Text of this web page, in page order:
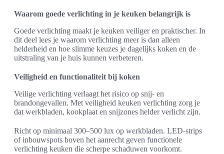
Waarom goede verlichting in je keuken belangrijk is
Goede verlichting maakt je keuken veiliger en praktischer. In
dit deel lees je waarom verlichting meer is dan alleen
helderheid en hoe slimme keuzes je dagelijks koken en de
uitstraling van je huis kunnen verbeteren.
Veiligheid en functionaliteit bij koken
Veilige verlichting verlaagt het risico op snij- en
brandongevallen. Met veiligheid keuken verlichting zorg je
dat werkbladen, kookplaat en snijzones helder verlicht zijn.
Richt op minimaal 300–500 lux op werkbladen. LED-strips
of inbouwspots boven het aanrecht geven functionele
verlichting keuken die scherpe schaduwen voorkomt.